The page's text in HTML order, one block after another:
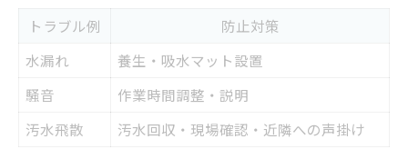
トラブル例
防止対策
水漏れ
養生・吸水マット設置
騒音
作業時間調整・説明
汚水飛散
汚水回収・現場確認・近隣への声掛け